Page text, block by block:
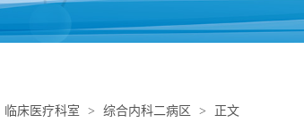
临床医疗科室 > 综合内科二病区 > 正文